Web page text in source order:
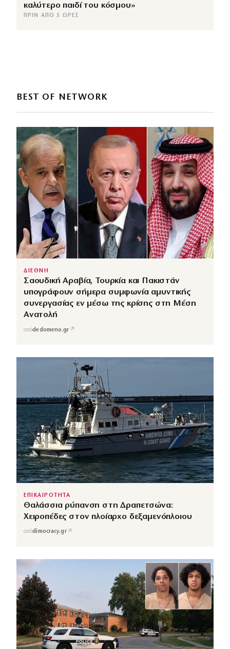
καλύτερο παιδί του κόσμου»
ΠΡΙΝ ΑΠΌ 5 ΏΡΕΣ
BEST OF NETWORK
ΔΙΕΘΝΗ
Σαουδική Αραβία, Τουρκία και Πακιστάν
υπογράφουν σήμερα συμφωνία αμυντικής
συνεργασίας εν μέσω της κρίσης στη Μέση
Ανατολή
απόdedomeno.gr ↗
ΕΠΙΚΑΙΡΟΤΗΤΑ
Θαλάσσια ρύπανση στη Δραπετσώνα:
Χειροπέδες στον πλοίαρχο δεξαμενόπλοιου
απόdimocracy.gr↗